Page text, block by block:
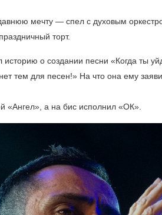
мечту — спел с духовым
торт.
о создании песни «Когда ты
тем для песен!» На что она ему
«Ангел», а на бис исполнил «ОК».